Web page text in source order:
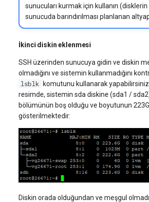
sunucuları kurmak için kullanın
sunucuda barındırılması planlanan
İkinci diskin eklenmesi
SSH üzerinden sunucuya gidin ve diskin
olmadığını ve sistemin kullanmadığını
lsblk komutunu kullanarak
resimde, sistemin sda diskine (sda1 /
bölümünün boş olduğu ve boyutunun
gösterilmektedir:
Diskin orada olduğundan ve meşgul